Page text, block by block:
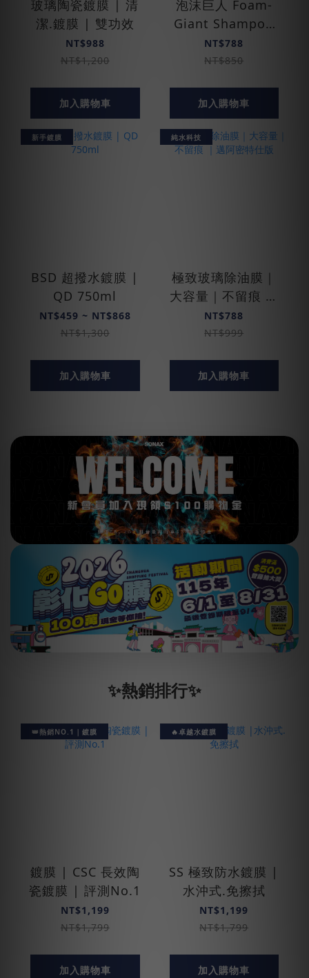
玻璃陶瓷鍍膜 | 清
潔.鍍膜 | 雙功效
NT$988
NT$1,200
加入購物車
泡沫巨人 Foam­
Giant Shampoo
(PA壺.泡沫槍)
NT$788
NT$850
加入購物車
新手鍍膜
BSD 超撥水鍍膜 |
QD 750ml
NT$459 ~ NT$868
NT$1,300
加入購物車
純水科技
極致玻璃除油膜｜
大容量｜不留痕 ｜
邁阿密特仕版
NT$788
NT$999
加入購物車
✨熱銷排行✨
👑熱銷NO.1｜鍍膜
鍍膜 | CSC 長效陶
瓷鍍膜 | 評測No.1
NT$1,199
NT$1,799
加入購物車
🔥卓越水鍍膜
SS 極致防水鍍膜 |
水沖式.免擦拭
NT$1,199
NT$1,799
加入購物車